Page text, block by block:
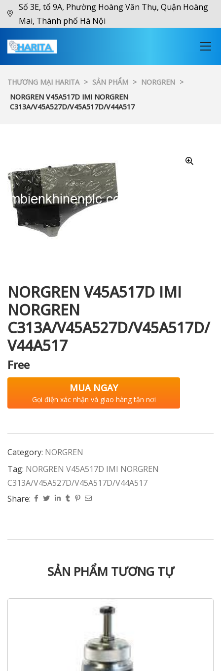
Số 3E, tổ 9A, Phường Hoàng Văn Thụ, Quận Hoàng
Mai, Thành phố Hà Nội
THƯƠNG MẠI HARITA > SẢN PHẨM > NORGREN >
NORGREN V45A517D IMI NORGREN
C313A/V45A527D/V45A517D/V44A517
NORGREN V45A517D IMI
NORGREN
C313A/V45A527D/V45A517D/
V44A517
Free
MUA NGAY
Gọi điện xác nhận và giao hàng tận nơi
Category: NORGREN
Tag: NORGREN V45A517D IMI NORGREN
C313A/V45A527D/V45A517D/V44A517
Share:
SẢN PHẨM TƯƠNG TỰ